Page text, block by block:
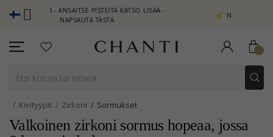
PISTEITÄ KATSO LISÄÄ -
NAPSAUTA TÄSTÄ
NEW COLLECTION | AURA
Kivityypit Zirkoni Sormukset
Valkoinen zirkoni sormus hopeaa, jossa